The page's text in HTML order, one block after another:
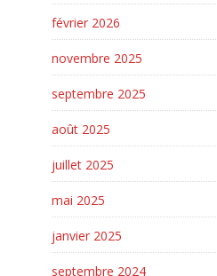
février 2026
novembre 2025
septembre 2025
août 2025
juillet 2025
mai 2025
janvier 2025
septembre 2024